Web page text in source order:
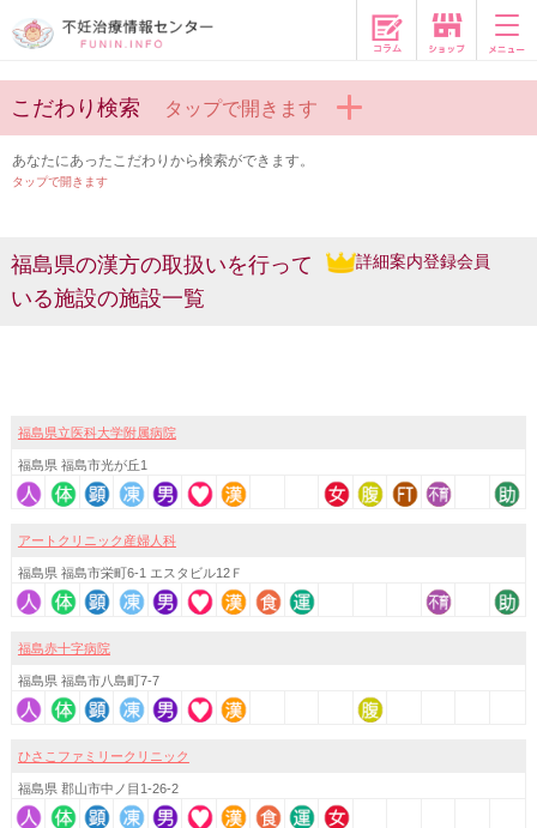
コラム
こだわり検索 タップで開きます
あなたにあったこだわりから検索ができます。
タップで開きます
福島県の漢方の取扱いを行って
いる施設の施設一覧
詳細案内登録会員
福島県立医科大学附属病院
福島県 福島市光が丘1
アートクリニック産婦人科
福島県 福島市栄町6-1 エスタビル12Ｆ
福島赤十字病院
福島県 福島市八島町7-7
ひさこファミリークリニック
福島県 郡山市中ノ目1-26-2